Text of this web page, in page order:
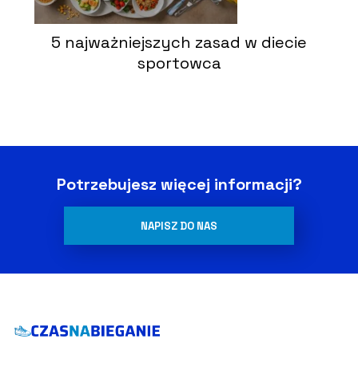
5 najważniejszych zasad w diecie
sportowca
Potrzebujesz więcej informacji?
NAPISZ DO NAS